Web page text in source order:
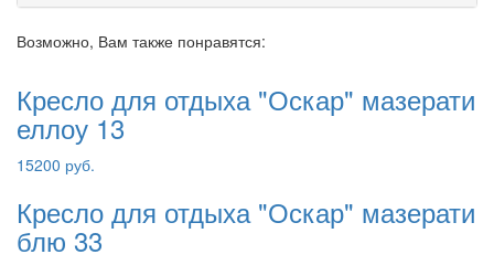
Возможно, Вам также понравятся:
Кресло для отдыха "Оскар" мазерати
еллоу 13
15200 руб.
Кресло для отдыха "Оскар" мазерати
блю 33